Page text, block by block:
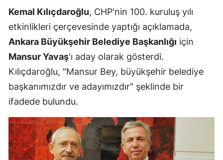
Kemal Kılıçdaroğlu, CHP'nin 100. kuruluş yılı
etkinlikleri çerçevesinde yaptığı açıklamada,
Ankara Büyükşehir Belediye Başkanlığı için
Mansur Yavaş'ı aday olarak gösterdi.
Kılıçdaroğlu, "Mansur Bey, büyükşehir belediye
başkanımızdır ve adayımızdır" şeklinde bir
ifadede bulundu.